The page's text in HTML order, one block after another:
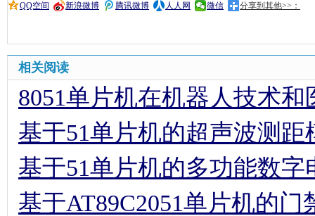
QQ空间 新浪微博 腾讯微博 人人网 微信 分享到其他>>：
相关阅读
8051单片机在机器人技术
基于51单片机的超声波测距
基于51单片机的多功能数字
基于AT89C2051单片机的